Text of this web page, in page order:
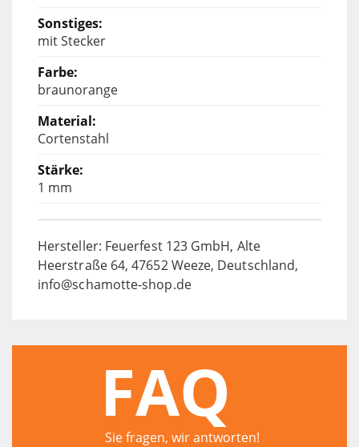
mit Stecker
braunorange
Cortenstahl
1 mm
Hersteller: Feuerfest 123 GmbH, Alte
Heerstraße 64, 47652 Weeze, Deutschland,
info@schamotte-shop.de
FAQ
Sie fragen, wir antworten!